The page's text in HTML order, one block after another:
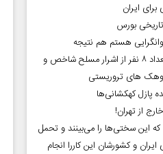
ایران
بورس
هستم هم نتیجه
دستگیری تعداد ۸ نفر از اشرار مسلح شاخص و
های تروریستی
پازل کهکشانی‌ها
از تهران!
این سختی‌ها را می‌بینند و تحمل
ایران و کشورشان این کاررا انجام